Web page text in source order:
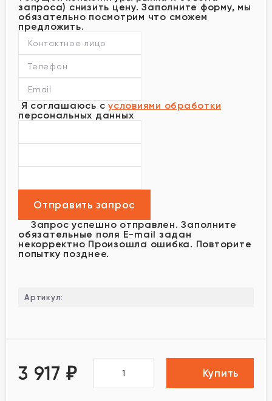
запроса) снизить цену. Заполните форму, мы
обязательно посмотрим что сможем
предложить.
Я соглашаюсь с условиями обработки
персональных данных
Запрос успешно отправлен. Заполните
обязательные поля E-mail задан
некорректно Произошла ошибка. Повторите
попытку позднее.
Артикул:
3 917 ₽ Купить